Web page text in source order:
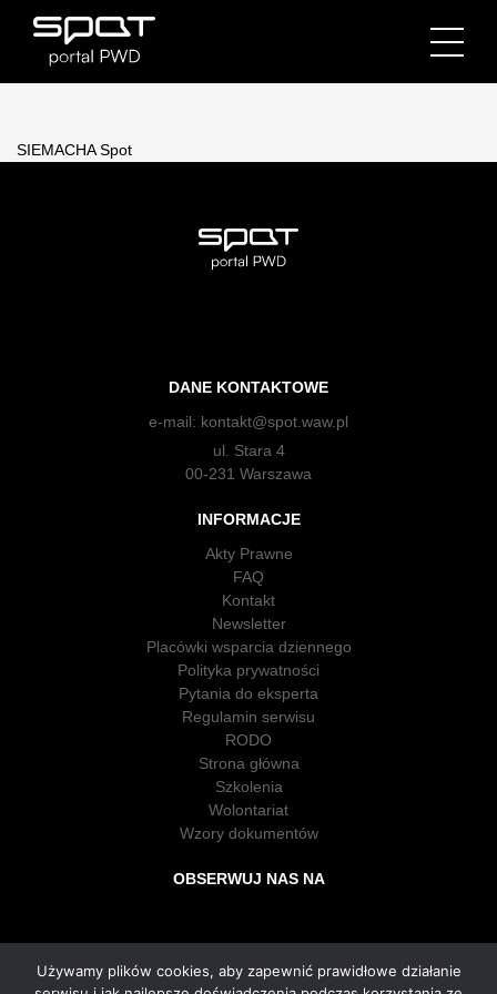
SIEMACHA Spot
DANE KONTAKTOWE
e-mail: kontakt@spot.waw.pl
ul. Stara 4
00-231 Warszawa
INFORMACJE
Akty Prawne
FAQ
Kontakt
Newsletter
Placówki wsparcia dziennego
Polityka prywatności
Pytania do eksperta
Regulamin serwisu
RODO
Strona główna
Szkolenia
Wolontariat
Wzory dokumentów
OBSERWUJ NAS NA
Używamy plików cookies, aby zapewnić prawidłowe działanie